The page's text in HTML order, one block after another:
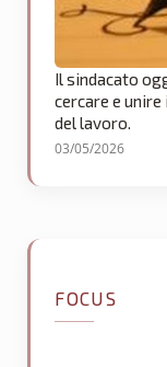
Il sindacato
cercare e
del lavoro.
03/05/2026
FOCUS